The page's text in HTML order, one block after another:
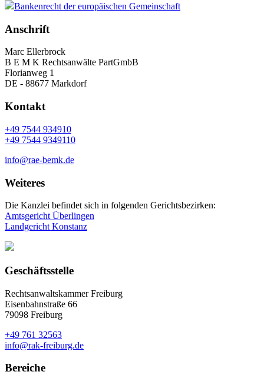
Bankenrecht der europäischen Gemeinschaft
Anschrift
Marc Ellerbrock
B E M K Rechtsanwälte PartGmbB
Florianweg 1
DE - 88677 Markdorf
Kontakt
+49 7544 934910
+49 7544 9349110
info@rae-bemk.de
Weiteres
Die Kanzlei befindet sich in folgenden Gerichtsbezirken:
Amtsgericht Überlingen
Landgericht Konstanz
Geschäftsstelle
Rechtsanwaltskammer Freiburg
Eisenbahnstraße 66
79098 Freiburg
+49 761 32563
info@rak-freiburg.de
Bereiche